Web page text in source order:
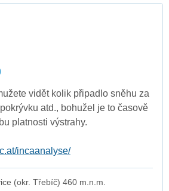
vidět kolik připadlo sněhu za
atd., bohužel je to časově
platnosti výstrahy.
incaanalyse/
(okr. Třebíč) 460 m.n.m.